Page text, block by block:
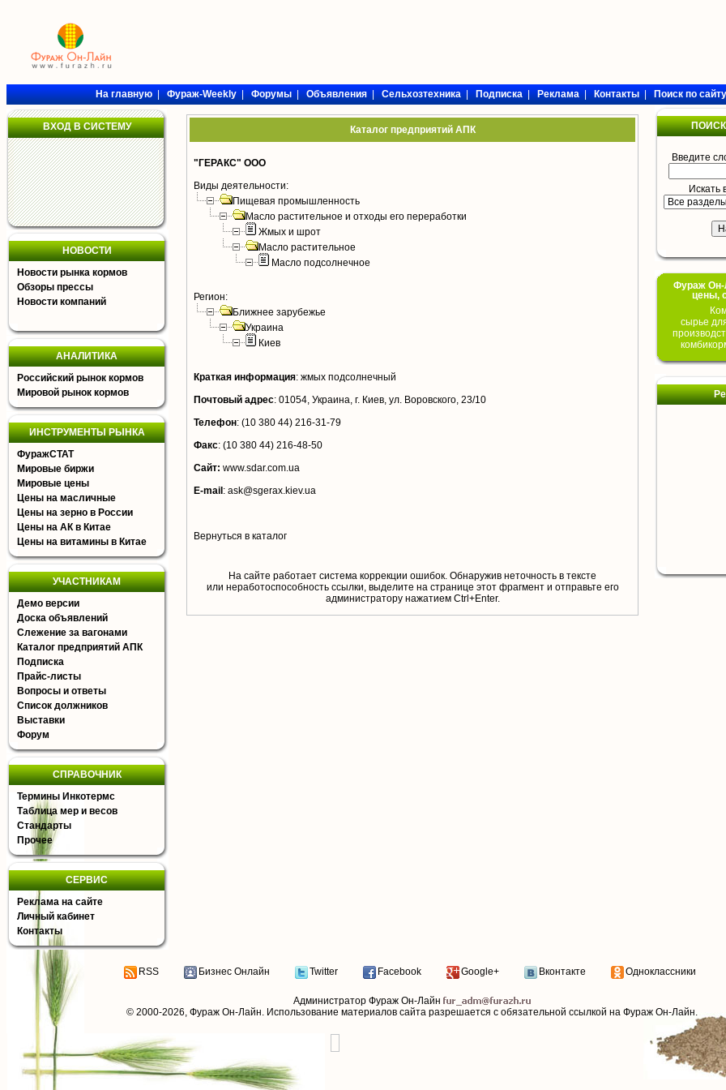
На главную|Фураж-Weekly|Форумы|Объявления|Сельхозтехника|Подписка|Реклама|Контакты|Поиск по сайту
ВХОД В СИСТЕМУ
НОВОСТИ
Новости рынка кормов
Обзоры прессы
Новости компаний
АНАЛИТИКА
Российский рынок кормов
Мировой рынок кормов
ИНСТРУМЕНТЫ РЫНКА
ФуражСТАТ
Мировые биржи
Мировые цены
Цены на масличные
Цены на зерно в России
Цены на АК в Китае
Цены на витамины в Китае
УЧАСТНИКАМ
Демо версии
Доска объявлений
Слежение за вагонами
Каталог предприятий АПК
Подписка
Прайс-листы
Вопросы и ответы
Список должников
Выставки
Форум
СПРАВОЧНИК
Термины Инкотермс
Таблица мер и весов
Стандарты
Прочее
СЕРВИС
Реклама на сайте
Личный кабинет
Контакты
Каталог предприятий АПК
"ГЕРАКС" ООО
Виды деятельности:
Пищевая промышленность
Масло растительное и отходы его переработки
Жмых и шрот
Масло растительное
Масло подсолнечное
Регион:
Ближнее зарубежье
Украина
Киев
Краткая информация: жмых подсолнечный
Почтовый адрес: 01054, Украина, г. Киев, ул. Воровского, 23/10
Телефон: (10 380 44) 216-31-79
Факс: (10 380 44) 216-48-50
Сайт: www.sdar.com.ua
E-mail : ask@sgerax.kiev.ua
Вернуться в каталог
На сайте работает система коррекции ошибок. Обнаружив неточность в тексте
или неработоспособность ссылки, выделите на странице этот фрагмент и отправьте его
aдминистратору нажатием Ctrl+Enter.
Введите
Искать
Фураж Он-
цены,
сырье
RSS Бизнес Онлайн Twitter Facebook Google+ Вконтакте Одноклассники
Администратор Фураж Он-Лайн
© 2000-2026, Фураж Он-Лайн. Использование материалов сайта разрешается с обязательной ссылкой на Фураж Он-Лайн.